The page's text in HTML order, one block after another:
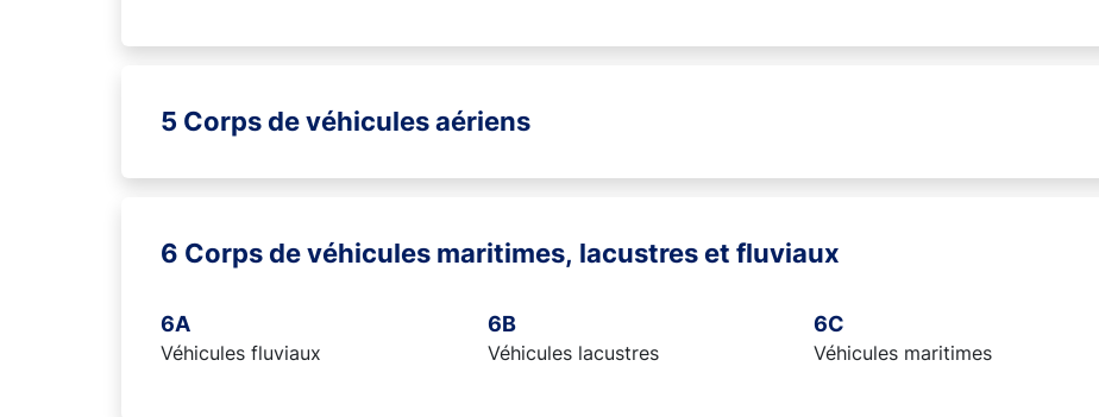
5 Corps de véhicules aériens
6 Corps de véhicules maritimes, lacustres et fluviaux
6A
Véhicules fluviaux
6B
Véhicules lacustres
6C
Véhicules maritimes